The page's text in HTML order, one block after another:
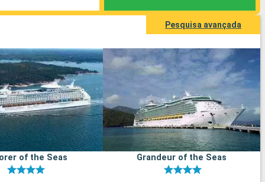
Pesquisa avançada
of the Seas Grandeur of the Seas